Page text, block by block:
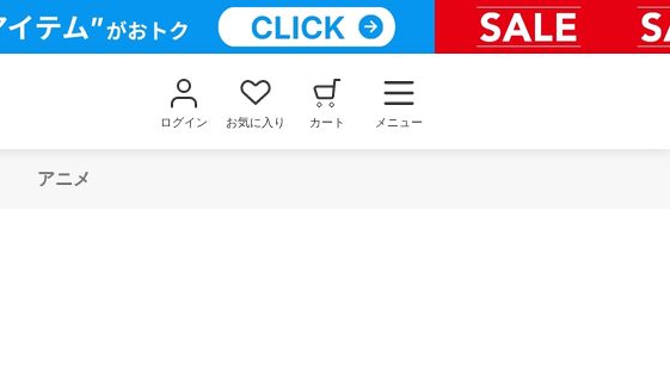
ログイン お気に入り カート メニュー
アニメ